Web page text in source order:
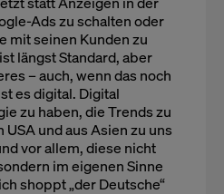
Ads zu schalten oder
mit seinen Kunden zu
längst Standard, aber
– auch, wenn das noch
es digital. Digital
zu haben, die Trends zu
und aus Asien zu uns
vor allem, diese nicht
im eigenen Sinne
shoppt „der Deutsche“